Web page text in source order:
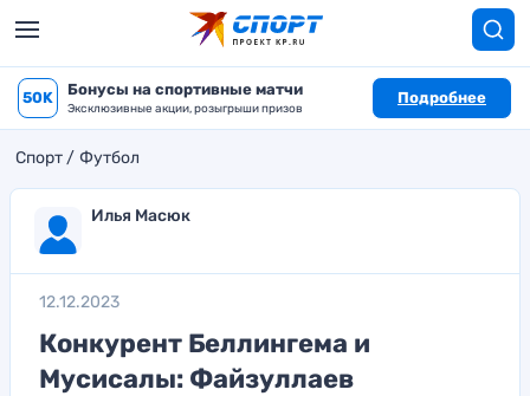
50K Бонусы на спортивные матчи
Эксклюзивные акции, розыгрыши призов
Подробнее
Спорт Футбол
Илья Масюк
12.12.2023
Конкурент Беллингема и
Мусисалы: Файзуллаев